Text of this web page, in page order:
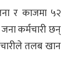
र काजमा ५२
कर्मचारी छन्
तलब खान